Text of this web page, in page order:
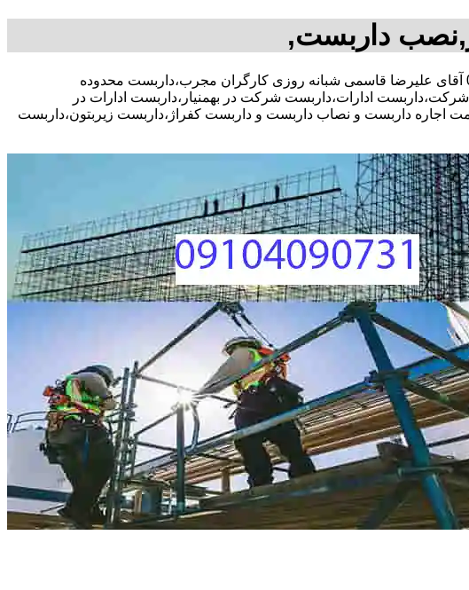
داربست,
30 در صد تخفیف مشاوره رایگان،09104090771 آقای علیرضا قاسمی شبانه روزی کارگران مجرب،داربست محدوده
ادارات،داربست شرکت در بهمنیار،داربست ادارات در
اجاره داربست و نصاب داربست و داربست کفراژ،داربست زیربتون،داربست